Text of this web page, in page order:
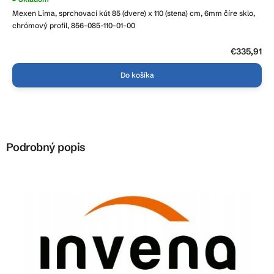
Mexen Lima, sprchovací kút 85 (dvere) x 110 (stena) cm, 6mm číre sklo,
chrómový profil, 856-085-110-01-00
€335,91
Do košíka
Podrobný popis